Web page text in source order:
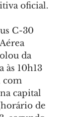
oficial.
C-30
da
às 10h13
com
capital
de